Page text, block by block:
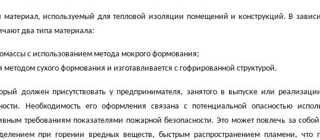
материал, используемый для тепловой изоляции помещений и конструкций. В
два типа материала:
с использованием метода мокрого формования;
сухого формования и изготавливается с гофрированной структурой.
должен присутствовать у предпринимателя, занятого в выпуске или
Необходимость его оформления связана с потенциальной опасностью
требованиям показателями пожарной безопасности. Это может повлечь за
при горении вредных веществ, быстрым распространением пламени, что